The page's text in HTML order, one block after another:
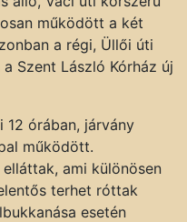
működött a két
a régi, Üllői úti
Szent László Kórház új
12 órában, járvány
működött.
ami különösen
terhet róttak
esetén